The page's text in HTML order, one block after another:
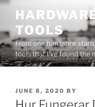
Skip
contentTOOLS
From one hardware
tools that I've found the
POSTED
ON
JUNE 8, 2020 BY